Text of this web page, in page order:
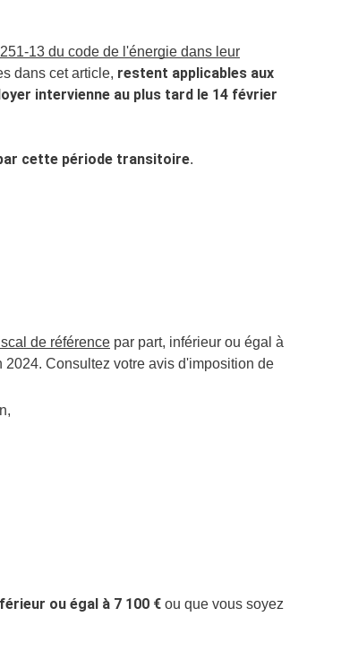
13 du code de l'énergie dans leur
dans cet article, restent applicables aux
intervienne au plus tard le 14 février
cette période transitoire.
de référence par part, inférieur ou égal à
Consultez votre avis d'imposition de
ou égal à 7 100 € ou que vous soyez